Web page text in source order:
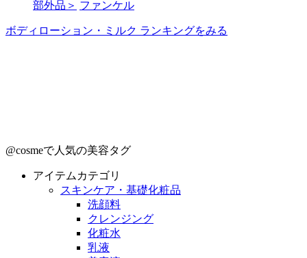
部外品＞ ファンケル
ボディローション・ミルク ランキングをみる
@cosmeで人気の美容タグ
アイテムカテゴリ
スキンケア・基礎化粧品
洗顔料
クレンジング
化粧水
乳液